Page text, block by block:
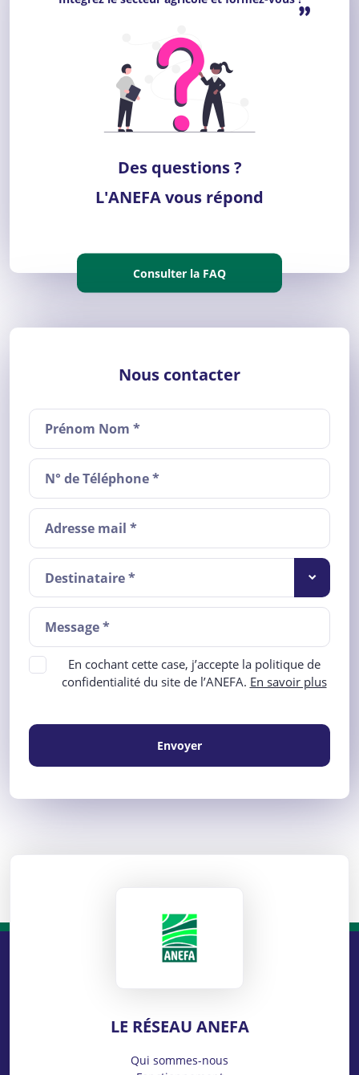
”
Des questions ?
L'ANEFA vous répond
Consulter la FAQ
Nous contacter
Destinataire *
En cochant cette case, j’accepte la politique de
confidentialité du site de l’ANEFA. En savoir plus
Envoyer
LE RÉSEAU ANEFA
Qui sommes-nous